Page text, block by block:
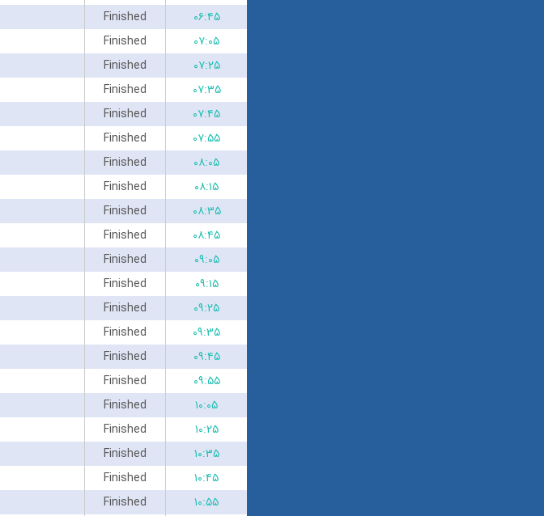
Finished
۰۶:۴۵
Finished
۰۷:۰۵
Finished
۰۷:۲۵
Finished
۰۷:۳۵
Finished
۰۷:۴۵
Finished
۰۷:۵۵
Finished
۰۸:۰۵
Finished
۰۸:۱۵
Finished
۰۸:۳۵
Finished
۰۸:۴۵
Finished
۰۹:۰۵
Finished
۰۹:۱۵
Finished
۰۹:۲۵
Finished
۰۹:۳۵
Finished
۰۹:۴۵
Finished
۰۹:۵۵
Finished
۱۰:۰۵
Finished
۱۰:۲۵
Finished
۱۰:۳۵
Finished
۱۰:۴۵
Finished
۱۰:۵۵